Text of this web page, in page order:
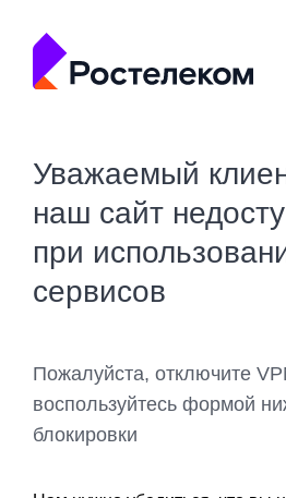
Уважаемый
наш сайт
при
сервисов
Пожалуйста, отключите
воспользуйтесь формой
блокировки